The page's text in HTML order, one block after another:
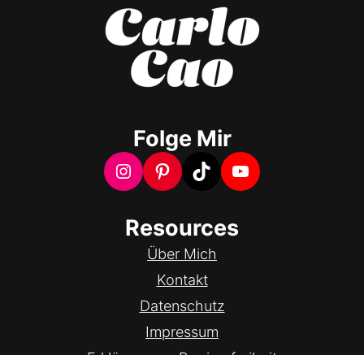
Folge Mir
Instagram Pinterest TikTok YouTube
Resources
Über Mich
Kontakt
Datenschutz
Impressum